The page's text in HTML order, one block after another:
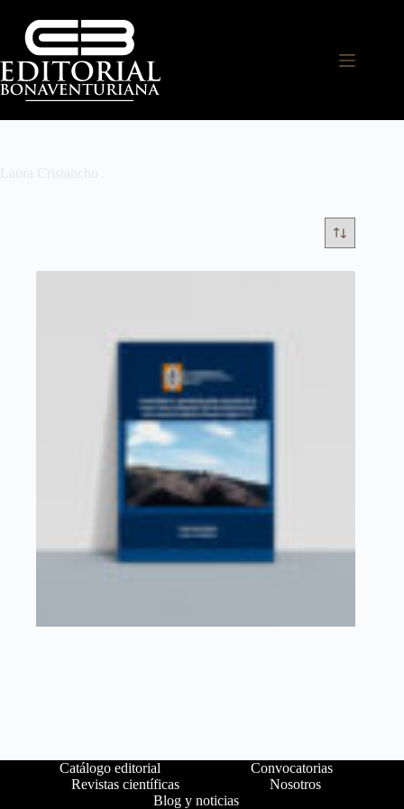
Laura Cristancho
Catálogo editorial
Convocatorias
Revistas científicas
Nosotros
Blog y noticias